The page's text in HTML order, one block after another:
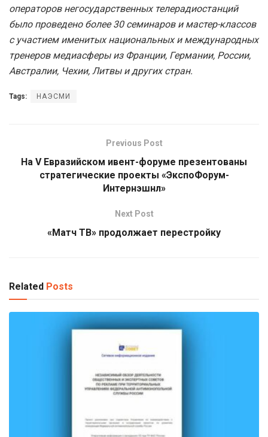
операторов негосударственных телерадиостанций
было проведено более 30 семинаров и мастер-классов
с участием именитых национальных и международных
тренеров медиасферы из Франции, Германии, России,
Австралии, Чехии, Литвы и других стран.
Tags: НАЭСМИ
Previous Post
На V Евразийском ивент-форуме презентованы
стратегические проекты «ЭкспоФорум-
Интернэшнл»
Next Post
«Матч ТВ» продолжает перестройку
Related Posts